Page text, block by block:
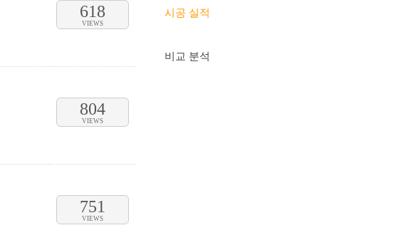
시공 실적
비교 분석
618
VIEWS
804
VIEWS
751
VIEWS